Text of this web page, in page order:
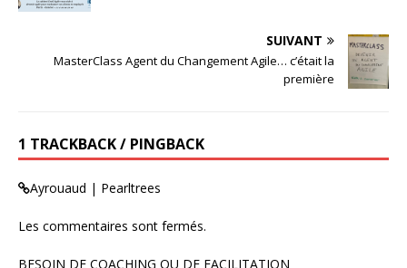
SUIVANT
MasterClass Agent du Changement Agile… c’était la
première
1 TRACKBACK / PINGBACK
Ayrouaud | Pearltrees
Les commentaires sont fermés.
BESOIN DE COACHING OU DE FACILITATION